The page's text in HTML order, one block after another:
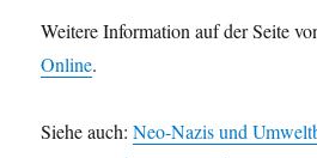
Weitere Information auf der Seite
Online.
Siehe auch:Neo-Nazis und